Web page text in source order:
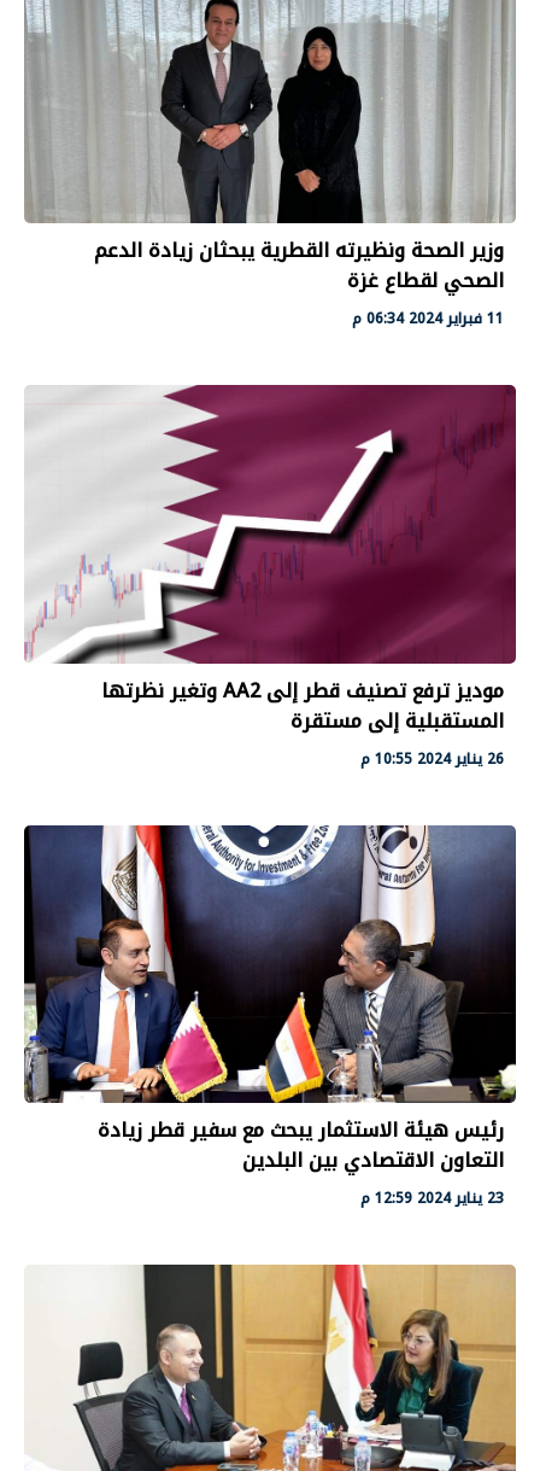
وزير الصحة ونظيرته القطرية يبحثان زيادة الدعم
الصحي لقطاع غزة
11 فبراير 2024 06:34 م
موديز ترفع تصنيف قطر إلى AA2 وتغير نظرتها
المستقبلية إلى مستقرة
26 يناير 2024 10:55 م
رئيس هيئة الاستثمار يبحث مع سفير قطر زيادة
التعاون الاقتصادي بين البلدين
23 يناير 2024 12:59 م